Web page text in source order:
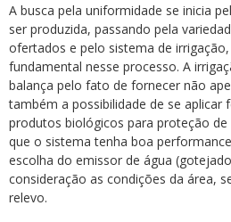
A busca pela uniformidade se inicia
ser produzida, passando pela
ofertados e pelo sistema de
fundamental nesse processo. A
balança pelo fato de fornecer não
também a possibilidade de se aplicar
produtos biológicos para proteção de
que o sistema tenha boa
escolha do emissor de água
consideração as condições da área,
relevo.